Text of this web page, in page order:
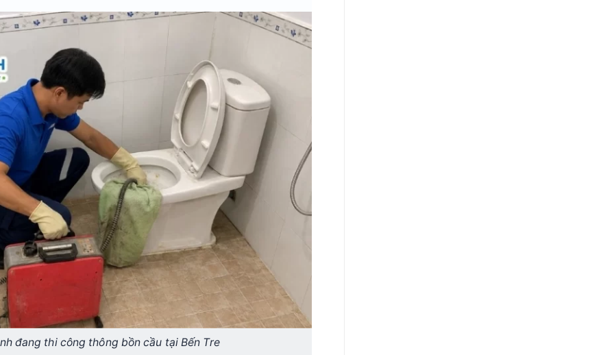
đang thi công thông bồn cầu tại Bến Tre